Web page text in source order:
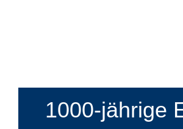
1000-jährige